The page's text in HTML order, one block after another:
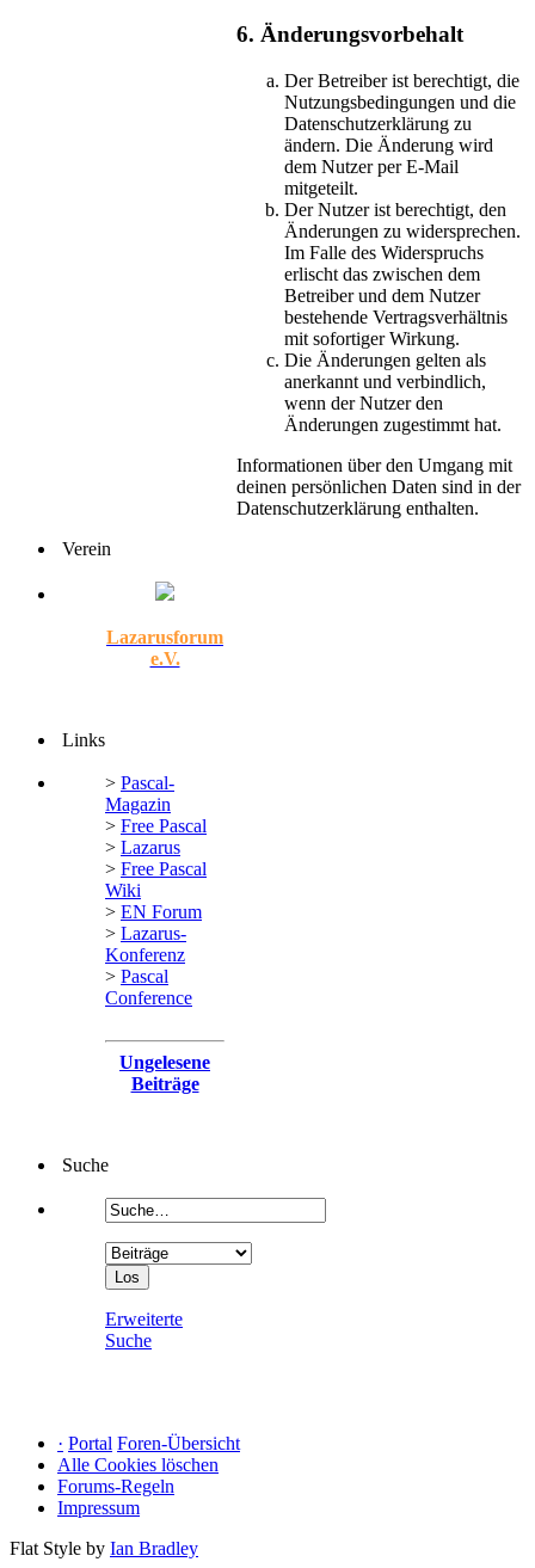
6. Änderungsvorbehalt
Der Betreiber ist berechtigt, die
Nutzungsbedingungen und die
Datenschutzerklärung zu
ändern. Die Änderung wird
dem Nutzer per E-Mail
mitgeteilt.
Der Nutzer ist berechtigt, den
Änderungen zu widersprechen.
Im Falle des Widerspruchs
erlischt das zwischen dem
Betreiber und dem Nutzer
bestehende Vertragsverhältnis
mit sofortiger Wirkung.
Die Änderungen gelten als
anerkannt und verbindlich,
wenn der Nutzer den
Änderungen zugestimmt hat.
Informationen über den Umgang mit
deinen persönlichen Daten sind in der
Datenschutzerklärung enthalten.
Verein
Lazarusforum
e.V.
Links
> Pascal-
Magazin
> Free Pascal
> Lazarus
> Free Pascal
Wiki
> EN Forum
> Lazarus-
Konferenz
> Pascal
Conference
Ungelesene
Beiträge
Suche
Erweiterte
Suche
· Portal Foren-Übersicht
Alle Cookies löschen
Forums-Regeln
Impressum
Flat Style by Ian Bradley